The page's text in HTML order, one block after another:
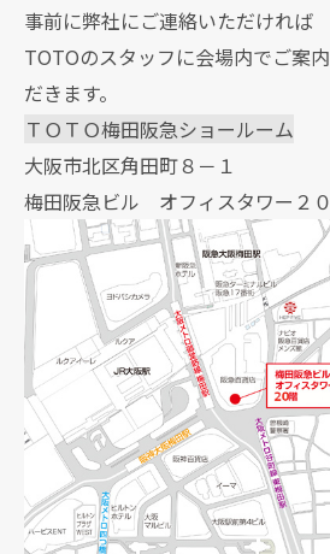
事前に弊社にご連絡いただければ
TOTOのスタッフに会場内でご案
だきます。
ＴＯＴＯ梅田阪急ショールーム
大阪市北区角田町８－１
梅田阪急ビル オフィスタワー２